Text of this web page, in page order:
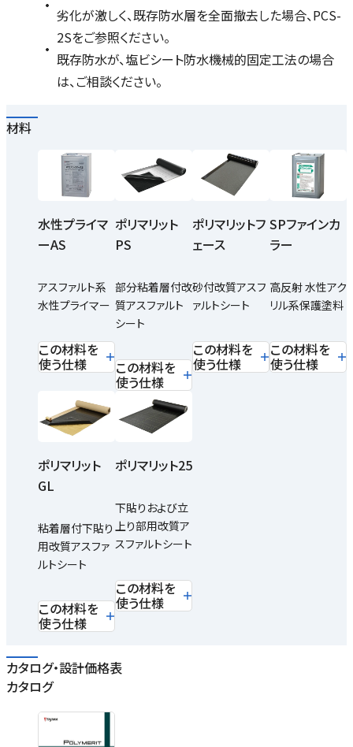
劣化が激しく、既存防水層を全面撤去した場合、PCS-
2Sをご参照ください。
既存防水が、塩ビシート防水機械的固定工法の場合
は、ご相談ください。
材料
水性プライマ
ーAS
アスファルト系
水性プライマー
この材料を
使う仕様
ポリマリット
PS
部分粘着層付改
質アスファルト
シート
この材料を
使う仕様
ポリマリットフ
ェース
砂付改質アスフ
ァルトシート
この材料を
使う仕様
SPファインカ
ラー
高反射 水性アク
リル系保護塗料
この材料を
使う仕様
ポリマリット
GL
粘着層付下貼り
用改質アスファ
ルトシート
この材料を
使う仕様
ポリマリット25
下貼りおよび立
上り部用改質ア
スファルトシート
この材料を
使う仕様
カタログ・設計価格表
カタログ